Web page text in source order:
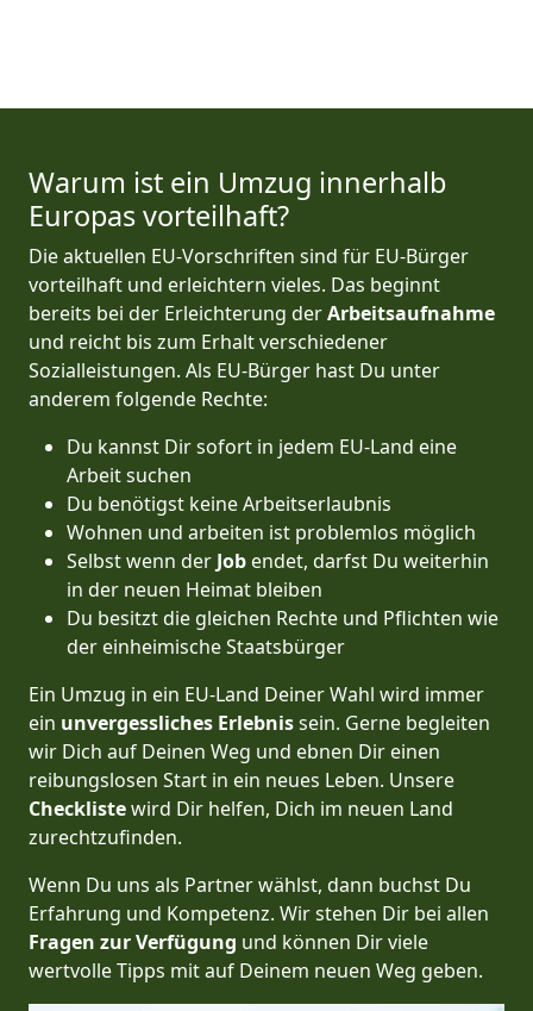
Warum ist ein Umzug innerhalb
Europas vorteilhaft?
Die aktuellen EU-Vorschriften sind für EU-Bürger
vorteilhaft und erleichtern vieles. Das beginnt
bereits bei der Erleichterung derArbeitsaufnahme
und reicht bis zum Erhalt verschiedener
Sozialleistungen. Als EU-Bürger hast Du unter
anderem folgende Rechte:
Du kannst Dir sofort in jedem EU-Land eine
Arbeit suchen
Du benötigst keine Arbeitserlaubnis
Wohnen und arbeiten ist problemlos möglich
Selbst wenn der Job endet, darfst Du weiterhin
in der neuen Heimat bleiben
Du besitzt die gleichen Rechte und Pflichten wie
der einheimische Staatsbürger
Ein Umzug in ein EU-Land Deiner Wahl wird immer
ein unvergessliches Erlebnissein. Gerne begleiten
wir Dich auf Deinen Weg und ebnen Dir einen
reibungslosen Start in ein neues Leben. Unsere
Checklistewird Dir helfen, Dich im neuen Land
zurechtzufinden.
Wenn Du uns als Partner wählst, dann buchst Du
Erfahrung und Kompetenz. Wir stehen Dir bei allen
Fragen zur Verfügung und können Dir viele
wertvolle Tipps mit auf Deinem neuen Weg geben.